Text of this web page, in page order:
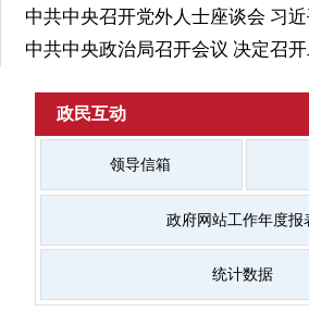
中共中央召开党外人士座谈会 习
中共中央政治局召开会议 决定召
政民互动
领导信箱
政府网站工作年度报
统计数据